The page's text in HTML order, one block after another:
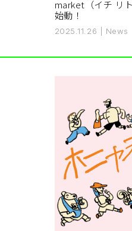
market（イチ リ
始動！
2025.11.26 News